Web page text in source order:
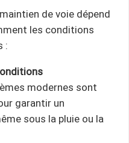
de voie dépend
les conditions
:
modernes sont
garantir un
sous la pluie ou la